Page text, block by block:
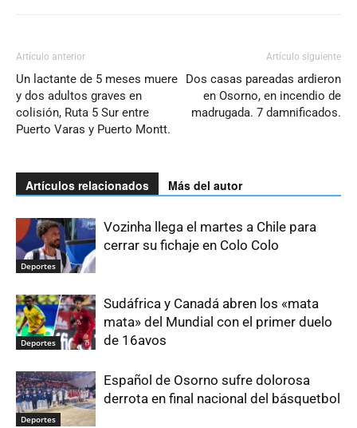
Artículo anterior
Un lactante de 5 meses muere
y dos adultos graves en
colisión, Ruta 5 Sur entre
Puerto Varas y Puerto Montt.
Artículo siguiente
Dos casas pareadas ardieron
en Osorno, en incendio de
madrugada. 7 damnificados.
Artículos relacionados Más del autor
Deportes
Vozinha llega el martes a Chile para
cerrar su fichaje en Colo Colo
Deportes
Sudáfrica y Canadá abren los «mata
mata» del Mundial con el primer duelo
de 16avos
Deportes
Español de Osorno sufre dolorosa
derrota en final nacional del básquetbol